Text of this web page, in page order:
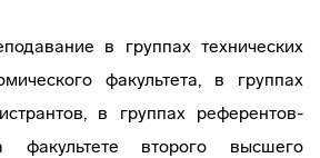
в группах технических
факультета, в группах
в группах референтов-
факультете второго высшего